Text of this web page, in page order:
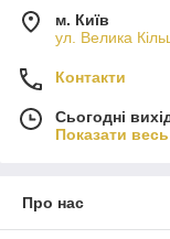
м. Київ
ул. Велика
Контакти
Сьогодні
Показати
Про нас